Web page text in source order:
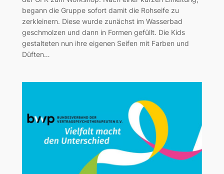
begann die Gruppe sofort damit die Rohseife zu
zerkleinern. Diese wurde zunächst im Wasserbad
geschmolzen und dann in Formen gefüllt. Die Kids
gestalteten nun ihre eigenen Seifen mit Farben und
Düften…